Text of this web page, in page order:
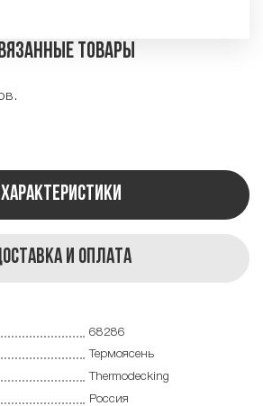
товары
Характеристики
и оплата
68286
Термоясень
Thermodecking
Россия